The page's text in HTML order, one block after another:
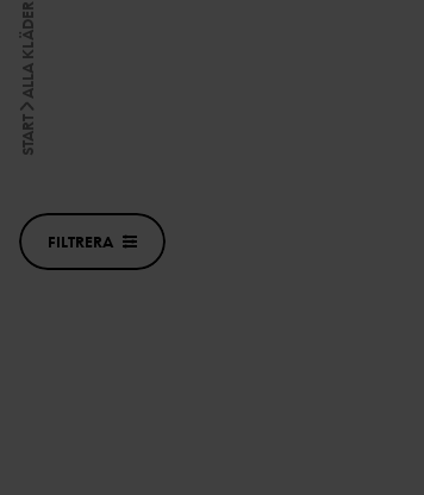
START
ALLA KLÄDER
FILTRERA